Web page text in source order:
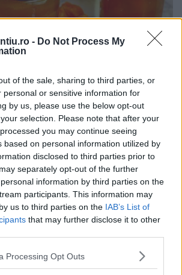
- Do Not Process My
of the sale, sharing to third parties, or
personal or sensitive information for
by us, please use the below opt-out
selection. Please note that after your
you may continue seeing
based on personal information utilized by
disclosed to third parties prior to
separately opt-out of the further
information by third parties on the
participants. This information may
us to third parties on the IAB’s List of
that may further disclose it to other
Processing Opt Outs
întregi rețetă veche de 80 de ani – video
și text
20.07.2026
ULTIMELE ȘTIRI